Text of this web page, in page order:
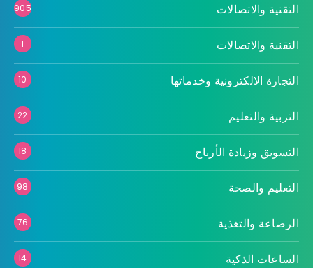
التقنية والاتصالات 905
التقنية والاتصالات 1
التجارة الالكترونية وخدماتها 10
التربية والتعليم 22
التسويق وزيادة الأرباح 18
التعليم والصحة 98
الرضاعة والتغذية 76
الساعات الذكية 14